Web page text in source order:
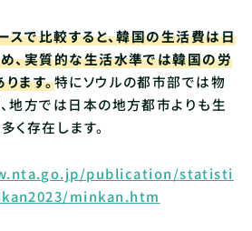
スで比較すると、韓国の生活費は日
、実質的な生活水準では韓国の労
ます。特にソウルの都市部では物
地方では日本の地方都市よりも生
く存在します。
publication/statisti
minkan.htm